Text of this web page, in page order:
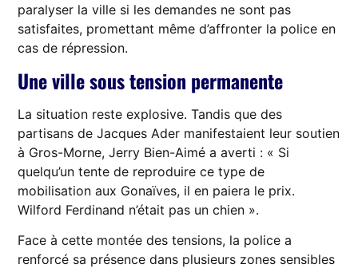
paralyser la ville si les demandes ne sont pas
satisfaites, promettant même d’affronter la police en
cas de répression.
Une ville sous tension permanente
La situation reste explosive. Tandis que des
partisans de Jacques Ader manifestaient leur soutien
à Gros-Morne, Jerry Bien-Aimé a averti : « Si
quelqu’un tente de reproduire ce type de
mobilisation aux Gonaïves, il en paiera le prix.
Wilford Ferdinand n’était pas un chien ».
Face à cette montée des tensions, la police a
renforcé sa présence dans plusieurs zones sensibles